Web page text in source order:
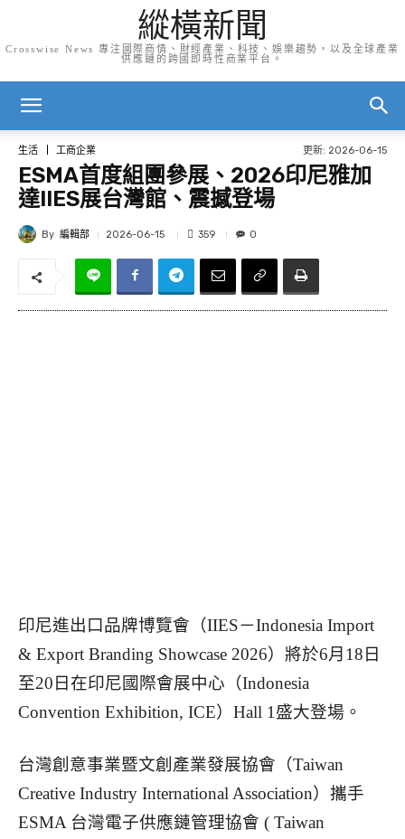
縱橫新聞
Crosswise News 專注國際商情、財經產業、科技、娛樂趨勢，以及全球產業
供應鏈的跨國即時性商業平台。
生活 工商企業 更新: 2026-06-15
ESMA首度組團參展、2026印尼雅加
達IIES展台灣館、震撼登場
By 編輯部 2026-06-15 359 0
印尼進出口品牌博覽會（IIES－Indonesia Import
& Export Branding Showcase 2026）將於6月18日
至20日在印尼國際會展中心（Indonesia
Convention Exhibition, ICE）Hall 1盛大登場。
台灣創意事業暨文創產業發展協會（Taiwan
Creative Industry International Association）攜手
ESMA 台灣電子供應鏈管理協會 ( Taiwan